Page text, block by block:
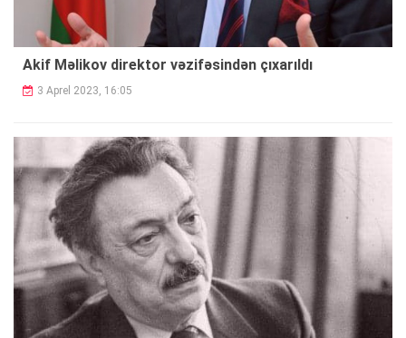
Akif Məlikov direktor vəzifəsindən çıxarıldı
3 Aprel 2023, 16:05